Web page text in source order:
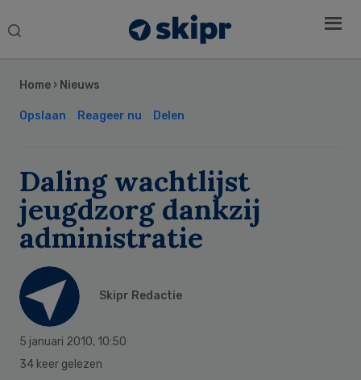
Search
Home › Nieuws
Opslaan Reageer nu Delen
Daling wachtlijst
jeugdzorg dankzij
administratie
Skipr Redactie
5 januari 2010, 10:50
34 keer gelezen
Sidebar